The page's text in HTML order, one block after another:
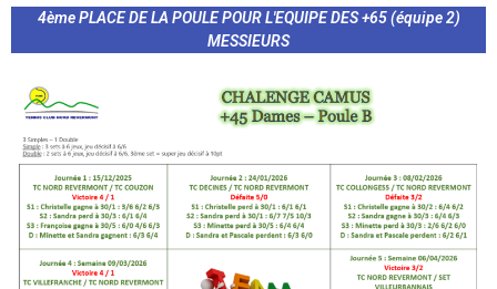
4ème PLACE DE LA POULE POUR L'EQUIPE DES +65 (équipe 2)
MESSIEURS